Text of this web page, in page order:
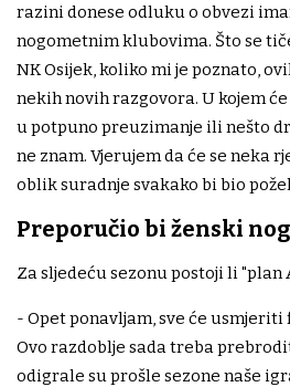
razini donese odluku o obvezi
nogometnim klubovima. Što se
NK Osijek, koliko mi je poznato,
nekih novih razgovora. U kojem
u potpuno preuzimanje ili nešto
ne znam. Vjerujem da će se neka
oblik suradnje svakako bi bio
Preporučio bi ženski
Za sljedeću sezonu postoji li "plan
- Opet ponavljam, sve će
Ovo razdoblje sada treba
odigrale su prošle sezone naše